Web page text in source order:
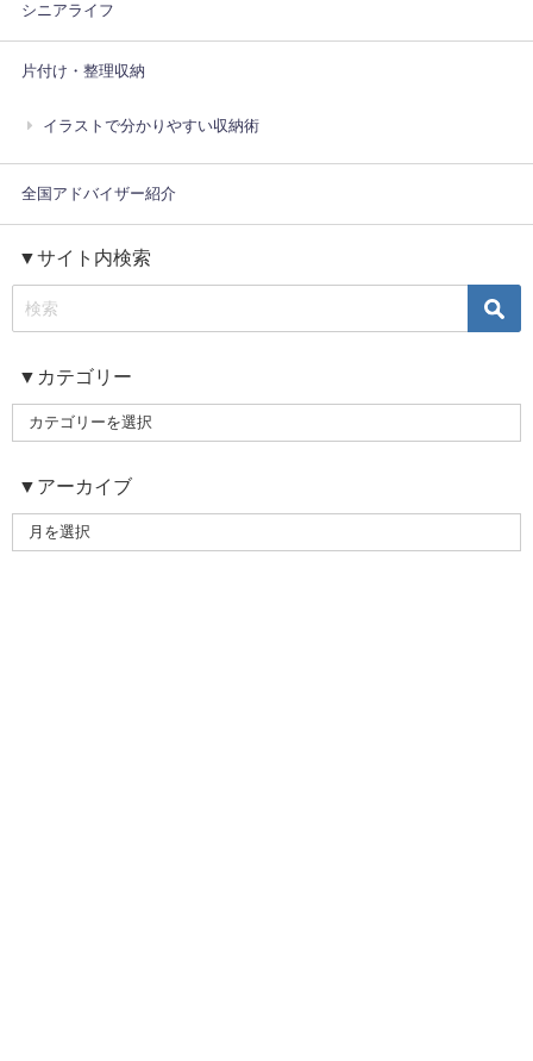
シニアライフ
片付け・整理収納
イラストで分かりやすい収納術
全国アドバイザー紹介
▼サイト内検索
▼カテゴリー
▼アーカイブ